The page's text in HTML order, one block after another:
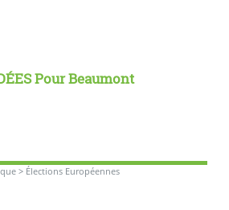
Pour Beaumont
> Élections Européennes